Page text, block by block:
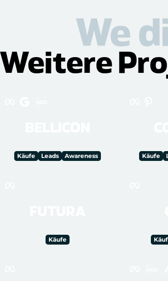
We
Weitere
Käufe Leads Awareness Käufe
Käufe